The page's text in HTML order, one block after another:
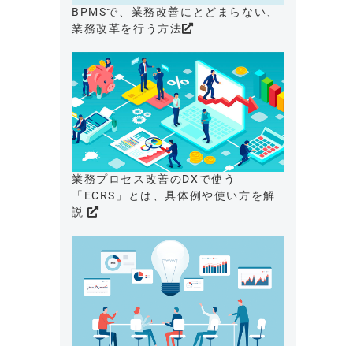
BPMSで、業務改善にとどまらない、
業務改革を行う方法
業務プロセス改善のDXで使う
「ECRS」とは、具体例や使い方を解
説